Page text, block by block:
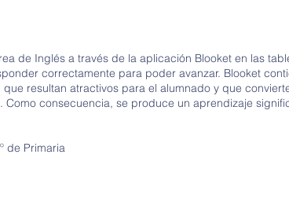
de Inglés a través de la aplicación Blooket en las
correctamente para poder avanzar. Blooket
que resultan atractivos para el alumnado y que
consecuencia, se produce un aprendizaje
de Primaria